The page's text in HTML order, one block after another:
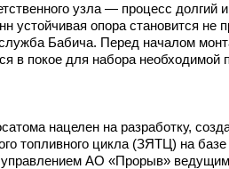
узла — процесс долгий
устойчивая опора становится не
Бабича. Перед началом
в покое для набора необходимой
нацелен на разработку,
топливного цикла (ЗЯТЦ) на базе
АО «Прорыв»